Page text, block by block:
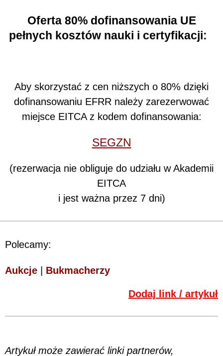
Oferta 80% dofinansowania UE
pełnych kosztów nauki i certyfikacji:
Aby skorzystać z cen niższych o 80% dzięki
dofinansowaniu EFRR należy zarezerwować
miejsce EITCA z kodem dofinansowania:
SEGZN
(rezerwacja nie obliguje do udziału w Akademii
EITCA
i jest ważna przez 7 dni)
Polecamy:
Aukcje Bukmacherzy
Dodaj link / artykuł
Artykuł może zawierać linki partnerów,